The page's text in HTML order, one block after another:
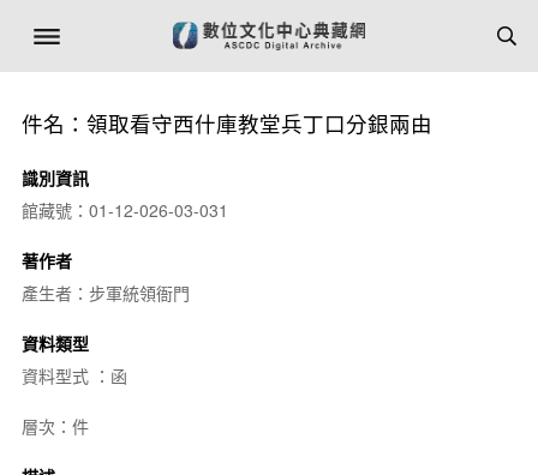
件名：領取看守西什庫教堂兵丁口分銀兩由
識別資訊
館藏號：01-12-026-03-031
著作者
產生者：步軍統領衙門
資料類型
資料型式 ：函
層次：件